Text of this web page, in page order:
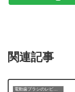
関連記事